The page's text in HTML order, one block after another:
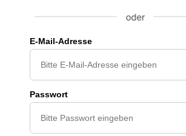
E-Mail-Adresse
Passwort